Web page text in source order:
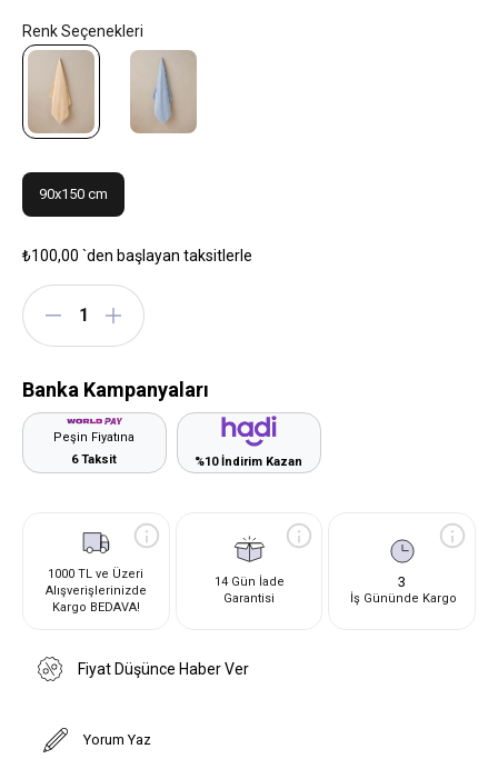
90x150 cm
₺100,00 `den başlayan taksitlerle
Banka Kampanyaları
Peşin Fiyatına
6 Taksit
%10 İndirim Kazan
1000 TL ve Üzeri
Alışverişlerinizde
Kargo BEDAVA!
14 Gün İade
Garantisi
3
İş Gününde Kargo
Fiyat Düşünce Haber Ver
Yorum Yaz